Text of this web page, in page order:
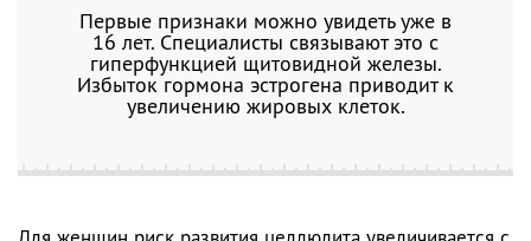
Первые признаки можно увидеть уже в
16 лет. Специалисты связывают это с
гиперфункцией щитовидной железы.
Избыток гормона эстрогена приводит к
увеличению жировых клеток.